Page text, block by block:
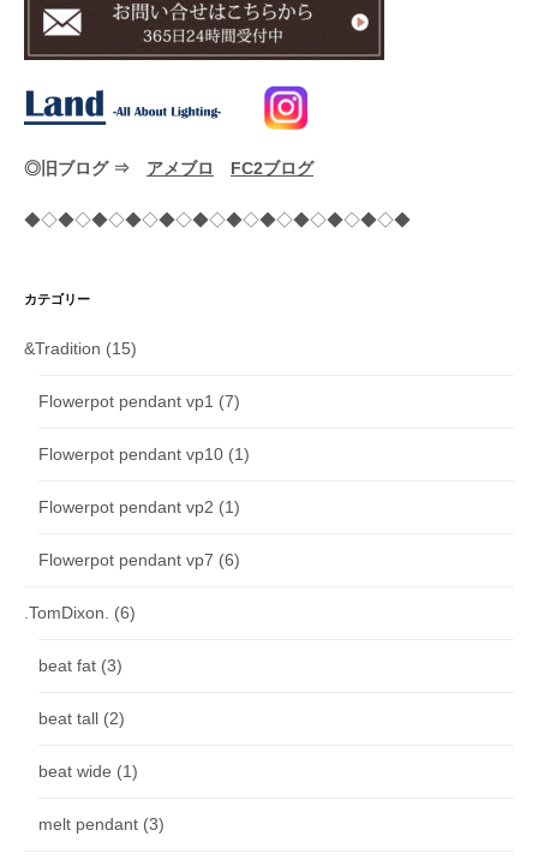
◎旧ブログ ⇒ アメブロ FC2ブログ
◆◇◆◇◆◇◆◇◆◇◆◇◆◇◆◇◆◇◆◇◆◇◆
カテゴリー
&Tradition (15)
Flowerpot pendant vp1 (7)
Flowerpot pendant vp10 (1)
Flowerpot pendant vp2 (1)
Flowerpot pendant vp7 (6)
.TomDixon. (6)
beat fat (3)
beat tall (2)
beat wide (1)
melt pendant (3)